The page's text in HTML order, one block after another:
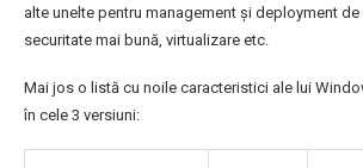
alte unelte pentru management și deployment
securitate mai bună, virtualizare etc.
Mai jos o listă cu noile caracteristici ale lui
în cele 3 versiuni: